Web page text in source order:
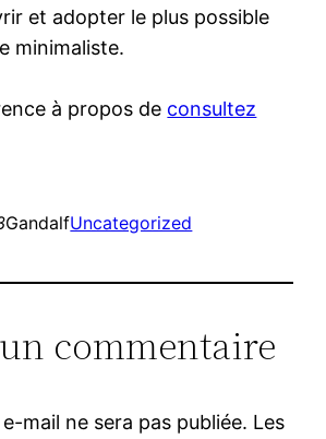
et adopter le plus possible
minimaliste.
à propos de consultez
GandalfUncategorized
commentaire
mail ne sera pas publiée. Les